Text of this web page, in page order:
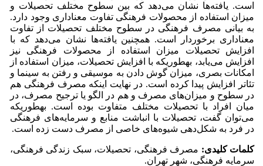
است. یافته‌ها نشان می‌دهد که بین سطوح مختلف تحصیلات و
میزان استفاده از محصولات فرهنگی تفاوت معناداری وجود دارد.
به بیانی مصرف فرهنگی در سطوح مختلف تحصیلات از تفاوت
معناداری برخوردار است. همچنین یافته‌ها نشان می‌دهد که با
افزایش تحصیلات میزان استفاده از محصولات فرهنگی نیز
افزایش می‌یابد، به­طوری­که با افزایش تحصیلات، میزان‌ استفاده از
امکانات بصری، میزان گوش دادن به موسیقی و رفتن به سینما و
تئاتر افزایش پیدا کرده است. در نهایت اینکه مصرف فرهنگی هم
در سطوح و میزان‌های مصرف و هم در الگو یا ترجیح مصرف، در
میان افراد با تحصیلات مختلف متفاوت بوده است. به­طوری­که
می‌توان گفت، تحصیلات با انباشت منابع و سرمایه‌های فرهنگی
در فرد به شکل‌دهی شیوه‌های خاصی از مصرف دست زده است.
کلمات کلیدی: مصرف فرهنگی، تحصیلات، سبک زندگی فرهنگی،
سرمایه فرهنگی، شهر تهران.